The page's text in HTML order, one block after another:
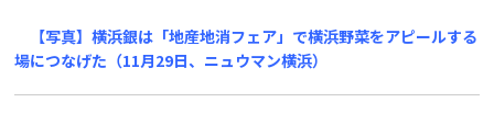
【写真】横浜銀は「地産地消フェア」で横浜野菜をアピールする
場につなげた（11月29日、ニュウマン横浜）